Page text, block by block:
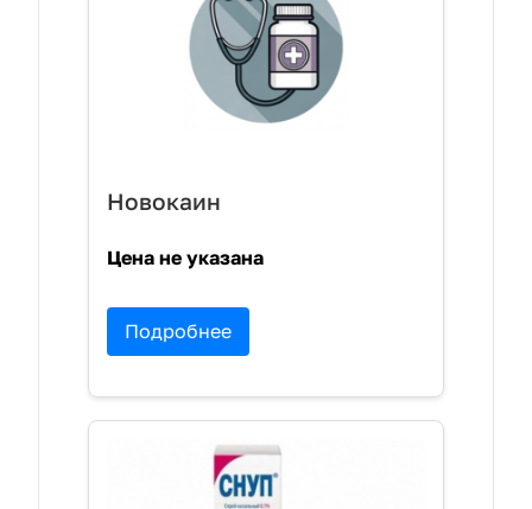
Новокаин
Цена не указана
Подробнее